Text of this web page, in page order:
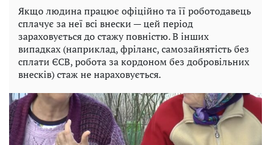
Якщо людина працює офіційно та її роботодавець
сплачує за неї всі внески — цей період
зараховується до стажу повністю. В інших
випадках (наприклад, фріланс, самозайнятість без
сплати ЄСВ, робота за кордоном без добровільних
внесків) стаж не нараховується.